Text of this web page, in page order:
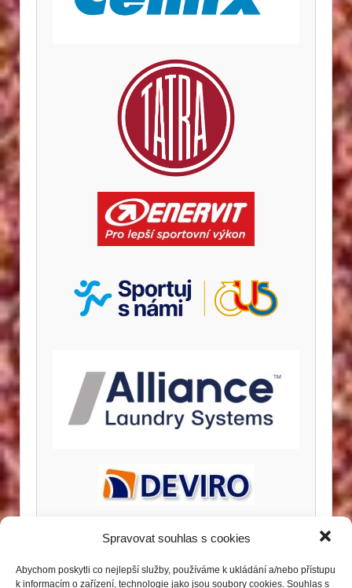
Spravovat souhlas s cookies
Abychom poskytli co nejlepší služby, používáme k ukládání a/nebo přístupu
k informacím o zařízení, technologie jako jsou soubory cookies. Souhlas s